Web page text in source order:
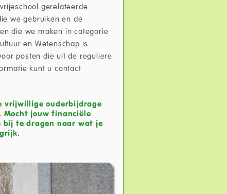
gerelateerde
we gebruiken en de
die we maken in categorie
en Wetenschap is
posten die uit de reguliere
kunt u contact
vrijwillige ouderbijdrage
Mocht jouw financiële
bij te dragen naar wat je